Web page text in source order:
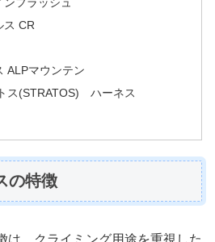
ンフラッシュ
ス CR
ALPマウンテン
ス(STRATOS) ハーネス
の特徴
は、クライミング用途を重視した